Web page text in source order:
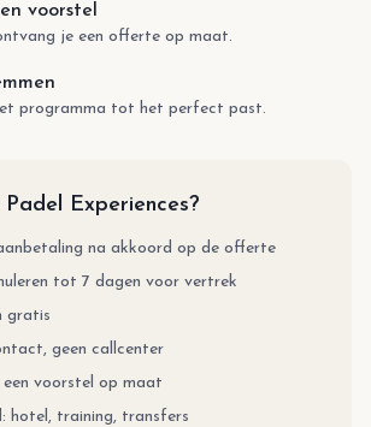
voorstel
je een offerte op maat.
programma tot het perfect past.
Experiences?
na akkoord op de offerte
tot 7 dagen voor vertrek
gratis
geen callcenter
een voorstel op maat
hotel, training, transfers